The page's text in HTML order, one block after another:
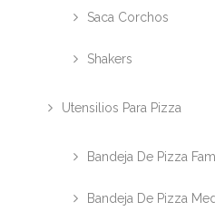
Saca Corchos
Shakers
Utensilios Para Pizza
Bandeja De Pizza
Bandeja De Pizza